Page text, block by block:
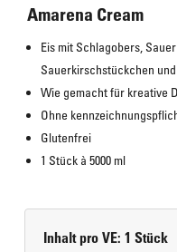
Amarena Cream
Eis mit Schlagobers,
Sauerkirschstückchen
Wie gemacht für kreative
Ohne
Glutenfrei
1 Stück à 5000 ml
Inhalt pro VE: 1 Stück